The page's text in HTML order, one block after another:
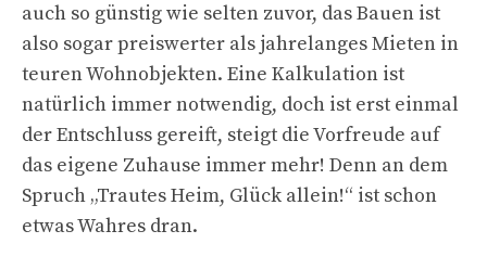
auch so günstig wie selten zuvor, das Bauen ist
also sogar preiswerter als jahrelanges Mieten in
teuren Wohnobjekten. Eine Kalkulation ist
natürlich immer notwendig, doch ist erst einmal
der Entschluss gereift, steigt die Vorfreude auf
das eigene Zuhause immer mehr! Denn an dem
Spruch „Trautes Heim, Glück allein!“ ist schon
etwas Wahres dran.